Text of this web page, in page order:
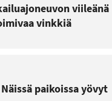
viileänä
vinkkiä
paikoissa yövyt